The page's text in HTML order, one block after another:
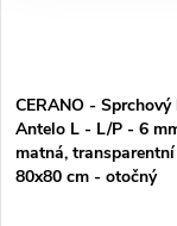
CERANO -
Antelo L - L/P - 6
matná,
80x80 cm - otočný